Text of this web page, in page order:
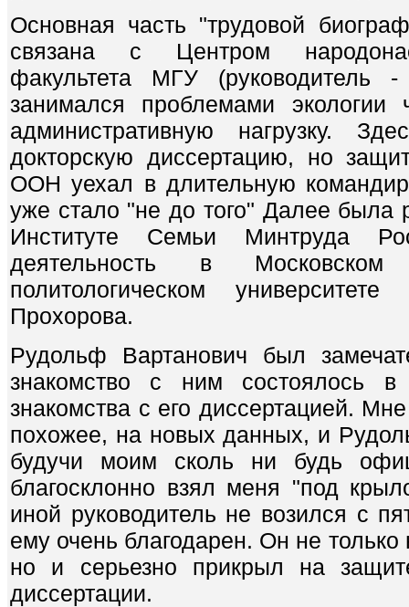
Основная часть "трудовой
связана с Центром
факультета МГУ
занимался проблемами
административную нагрузку.
докторскую диссертацию, но
ООН уехал в длительную
уже стало "не до того" Далее была
Институте Семьи Минтруда
деятельность в Московском
политологическом
Прохорова.
Рудольф Вартанович был
знакомство с ним состоялось
знакомства с его диссертацией.
похожее, на новых данных, и
будучи моим сколь ни будь
благосклонно взял меня "под
иной руководитель не возился с
ему очень благодарен. Он не
но и серьезно прикрыл на
диссертации.